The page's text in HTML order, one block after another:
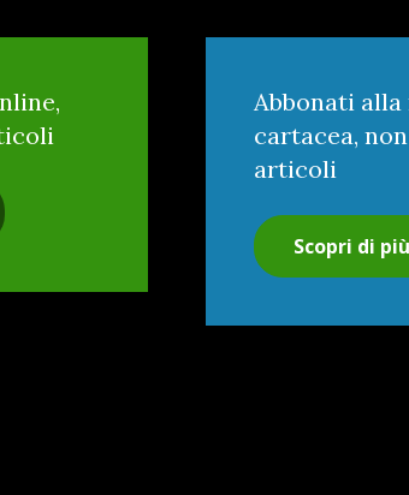
Abbonati
cartacea,
articoli
Scopri di più